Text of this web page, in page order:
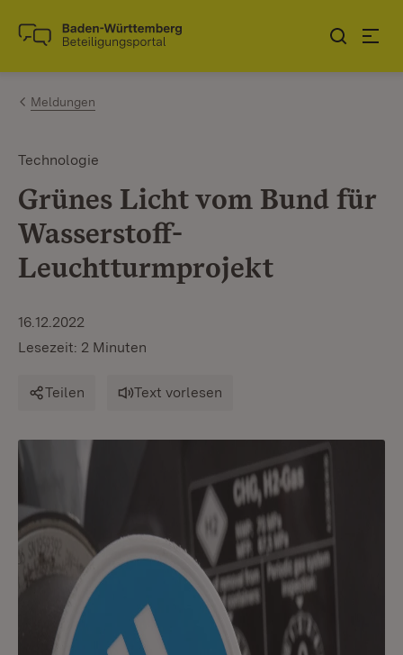
Zum Inhalt springen
Link zur Startseite
Meldungen
Technologie
Grünes Licht vom Bund für
Wasserstoff-
Leuchtturmprojekt
16.12.2022
Lesezeit: 2 Minuten
Teilen Text vorlesen